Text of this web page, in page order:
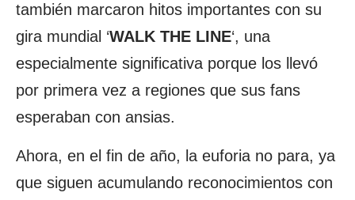
también marcaron hitos importantes con su
gira mundial ‘WALK THE LINE‘, una
especialmente significativa porque los llevó
por primera vez a regiones que sus fans
esperaban con ansias.
Ahora, en el fin de año, la euforia no para, ya
que siguen acumulando reconocimientos con